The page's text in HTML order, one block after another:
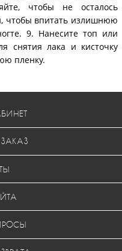
чтобы не осталось
чтобы впитать излишнюю
9. Нанесите топ или
снятия лака и кисточку
пленку.